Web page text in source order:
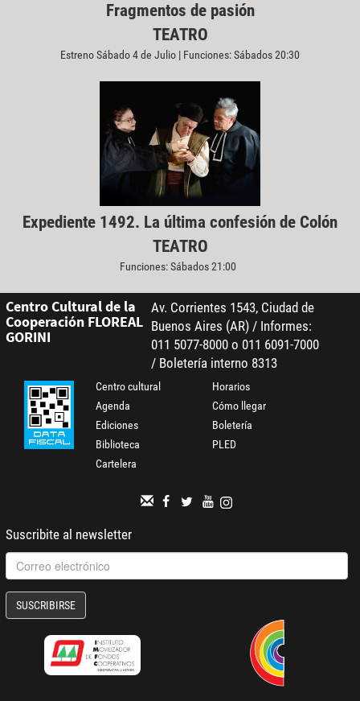
Fragmentos de pasión
TEATRO
Estreno Sábado 4 de Julio | Funciones: Sábados 20:30
Expediente 1492. La última confesión de Colón
TEATRO
Funciones: Sábados 21:00
Centro Cultural de la
Cooperación FLOREAL
GORINI
Av. Corrientes 1543, Ciudad de
Buenos Aires (AR) / Informes:
011 5077-8000 o 011 6091-7000
/ Boletería interno 8313
Centro cultural
Agenda
Ediciones
Biblioteca
Cartelera
Horarios
Cómo llegar
Boletería
PLED
Suscribite al newsletter
SUSCRIBIRSE